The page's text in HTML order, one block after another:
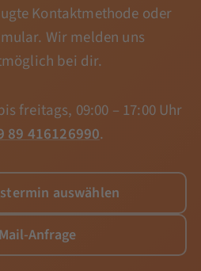
Kontaktmethode oder
Wir melden uns
bei dir.
freitags, 09:00 – 17:00 Uhr
89 416126990.
auswählen
Anfrage